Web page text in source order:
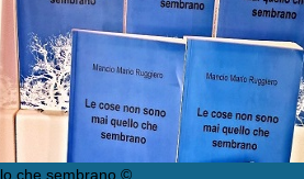
che sembrano ©